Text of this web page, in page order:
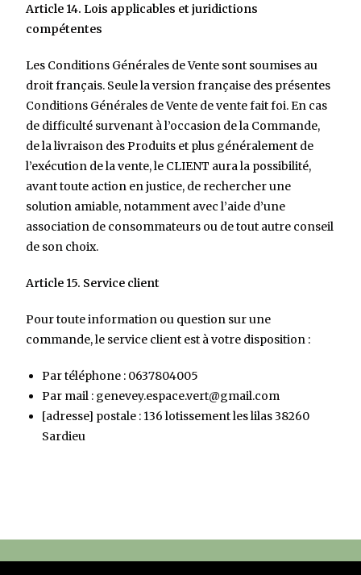
Article 14. Lois applicables et juridictions
compétentes
Les Conditions Générales de Vente sont soumises au
droit français. Seule la version française des présentes
Conditions Générales de Vente de vente fait foi. En cas
de difficulté survenant à l’occasion de la Commande,
de la livraison des Produits et plus généralement de
l’exécution de la vente, le CLIENT aura la possibilité,
avant toute action en justice, de rechercher une
solution amiable, notamment avec l’aide d’une
association de consommateurs ou de tout autre conseil
de son choix.
Article 15. Service client
Pour toute information ou question sur une
commande, le service client est à votre disposition :
Par téléphone : 0637804005
Par mail : genevey.espace.vert@gmail.com
[adresse] postale : 136 lotissement les lilas 38260
Sardieu